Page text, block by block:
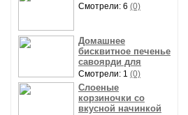
Смотрели: 6 (0)
Домашнее
бисквитное печенье
савоярди для
Смотрели: 1 (0)
Слоеные
корзиночки со
вкусной начинкой